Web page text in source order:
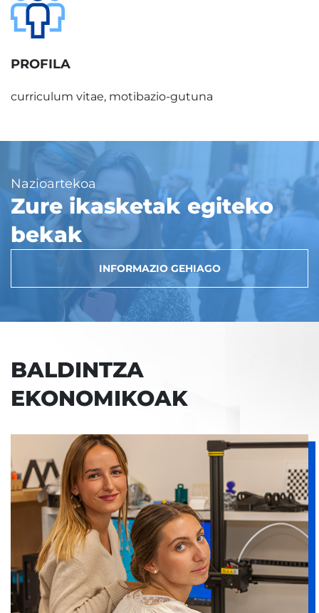
PROFILA
curriculum vitae, motibazio-gutuna
Nazioartekoa
Zure ikasketak egiteko
bekak
INFORMAZIO GEHIAGO
BALDINTZA
EKONOMIKOAK